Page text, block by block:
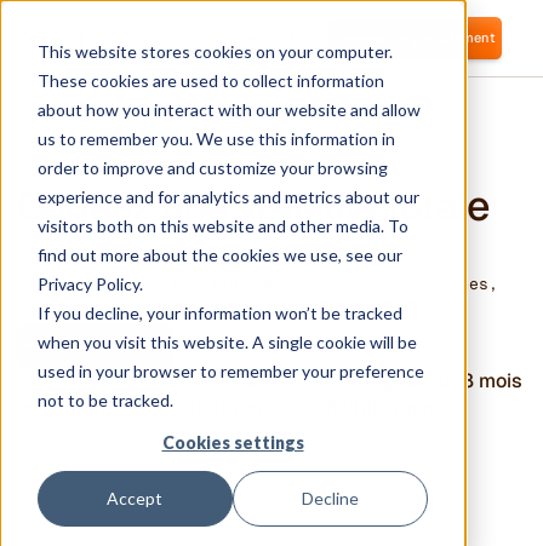
This website stores cookies on your computer.
These cookies are used to collect information
about how you interact with our website and allow
us to remember you. We use this information in
order to improve and customize your browsing
experience and for analytics and metrics about our
visitors both on this website and other media. To
find out more about the cookies we use, see our
Privacy Policy.
If you decline, your information won’t be tracked
when you visit this website. A single cookie will be
used in your browser to remember your preference
not to be tracked.
Cookies settings
Accept Decline
Commencer gratuitement
DÉCOUVERTE ET OBSERVABILITÉ
Gagnez une visibilité totale
sur tous vos accès
Cartographiez automatiquement vos apps et comptes,
et accédez à des analyses d’usage avancées.
Démarrer gratuitement Rencontrer un expert